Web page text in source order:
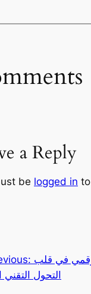
a Reply
be logged in
الرقمي في قلب
التحول التقني